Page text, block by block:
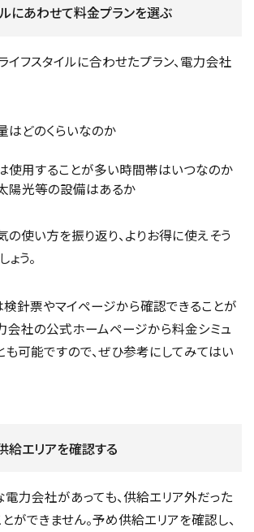
にあわせて料金プランを選ぶ
イフスタイルに合わせたプラン、電力会社
はどのくらいなのか
使用することが多い時間帯はいつなのか
陽光等の設備はあるか
の使い方を振り返り、よりお得に使えそう
う。
針票やマイページから確認できることが
会社の公式ホームページから料金シミュ
も可能ですので、ぜひ参考にしてみてはい
エリアを確認する
力会社があっても、供給エリア外だった
ができません。予め供給エリアを確認し、